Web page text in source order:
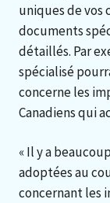
uniques de vos
documents
détaillés. Par
spécialisé
concerne les
Canadiens qui
« Il y a
adoptées au
concernant les